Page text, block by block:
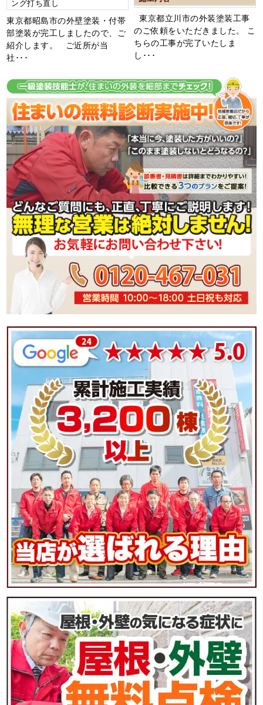
ング打ち直し
東京都昭島市の外壁塗装・付帯
部塗装が完工しましたので、ご
紹介します。 ご近所が当
社･･･
東京都立川市の外装塗装工事
のご依頼をいただきました。 こ
ちらの工事が完了いたしま
し･･･